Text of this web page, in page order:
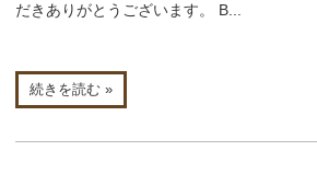
だきありがとうございます。 B...
続きを読む »